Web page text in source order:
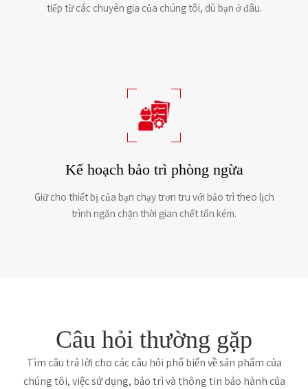
tiếp từ các chuyên gia của chúng tôi, dù bạn ở đâu.
Kế hoạch bảo trì phòng ngừa
Giữ cho thiết bị của bạn chạy trơn tru với bảo trì theo lịch
trình ngăn chặn thời gian chết tốn kém.
Câu hỏi thường gặp
Tìm câu trả lời cho các câu hỏi phổ biến về sản phẩm của
chúng tôi, việc sử dụng, bảo trì và thông tin bảo hành của